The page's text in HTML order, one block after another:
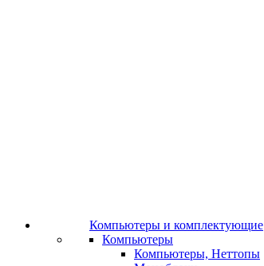
Компьютеры и комплектующие
Компьютеры
Компьютеры, Неттопы